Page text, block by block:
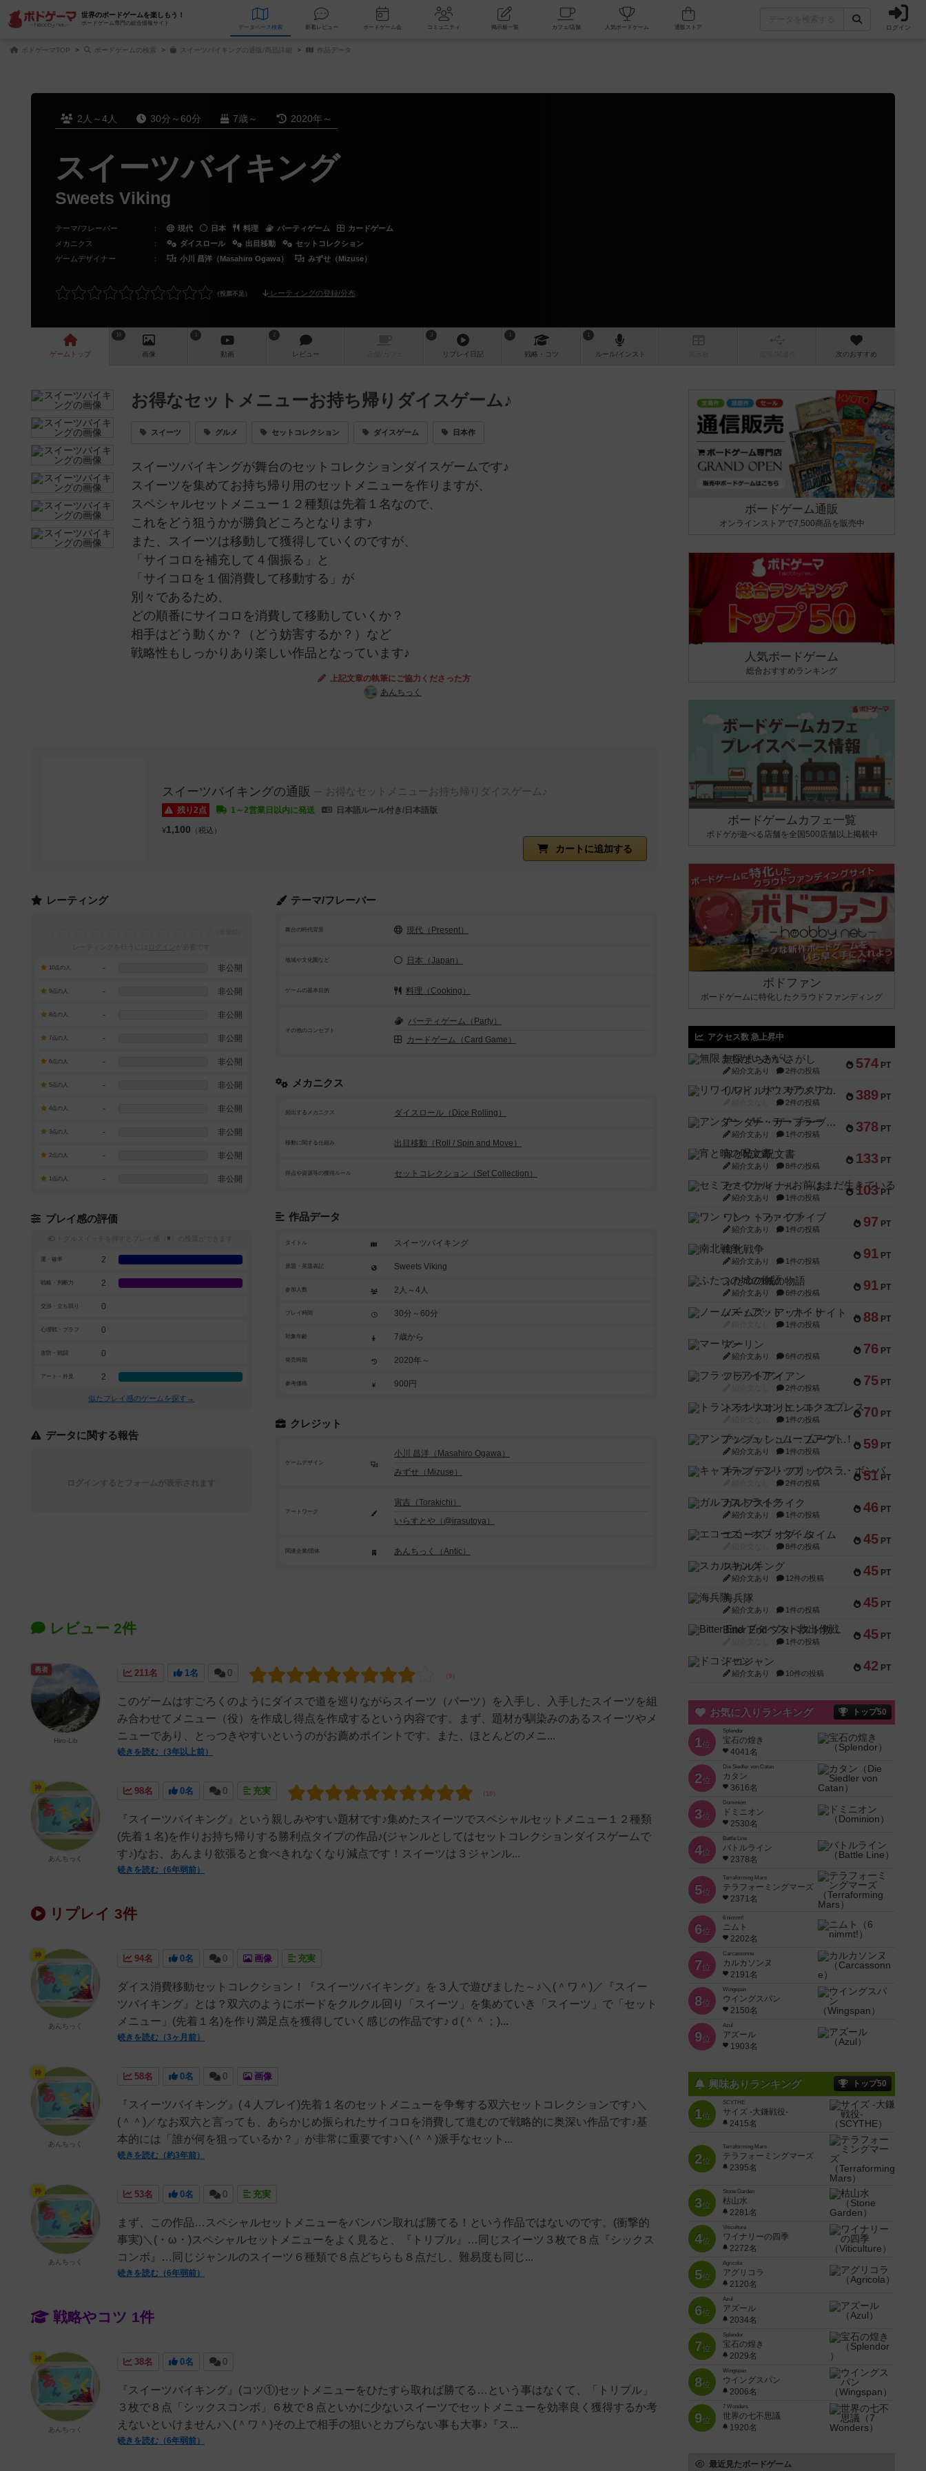
世界のボードゲームを楽しもう！
ボードゲーム専門の総合情報サイト
データベース 検索 新着レビュー ボードゲーム会 コミュニティ 掲示板一覧 カフェ/店舗 人気ボードゲーム ログイン
ボドゲーマTOP ボードゲームの検索 スイーツバイキングの通販/商品詳細 作品データ
2人～4人 30分～60分 7歳～ 2020年～
スイーツバイキング
Sweets Viking
テーマ/フレーバー ： 現代 日本 料理 パーティゲーム
カードゲーム
メカニクス
： ダイスロール 出目移動
セットコレクション
ゲームデザイナー
： 小川 昌洋（Masahiro Ogawa） みずせ（Mizuse）
レーティングの登録/分布
ゲーム トップ
16
画像
1
動画
2
レビュー
3
リプレイ 日記
1
戦略 ・コツ
1
ルール/インスト 次のおすすめ
お得なセットメニューお持ち帰りダイスゲーム♪
スイーツ グルメ セットコレクション ダイスゲーム 日本作
スイーツバイキングが舞台のセットコレクションダイスゲームです♪
スイーツを集めてお持ち帰り用のセットメニューを作りますが、
スペシャルセットメニュー１２種類は先着１名なので、
これをどう狙うかが勝負どころとなります♪
また、スイーツは移動して獲得していくのですが、
「サイコロを補充して４個振る」と
「サイコロを１個消費して移動する」が
別々であるため、
どの順番にサイコロを消費して移動していくか？
相手はどう動くか？（どう妨害するか？）など
戦略性もしっかりあり楽しい作品となっています♪
上記文章の執筆にご協力くださった方
あんちっく
スイーツバイキングの通販 お得なセットメニューお持ち帰りダイスゲーム♪
残り2点 1～2営業日以内に発送 日本語ルール付き/日本語版
カートに追加する
¥1,100 （税込）
テーマ/フレーバー
舞台の時代背景 現代（Present）
地域や文化圏など 日本（Japan）
ゲームの基本目的 料理（Cooking）
その他のコンセプト
パーティゲーム（Party）
カードゲーム（Card Game）
メカニクス
頻出するメカニクス ダイスロール（Dice Rolling）
移動に関する仕組み 出目移動（Roll / Spin and Move）
得点や資源等の獲得ルール セットコレクション（Set Collection）
作品データ
タイトル スイーツバイキング
原題・英題表記 Sweets Viking
参加人数 2人～4人
プレイ時間 30分～60分
対象年齢 7歳から
発売時期 2020年～
参考価格 900円
クレジット
ゲームデザイン
小川 昌洋（Masahiro Ogawa）
みずせ（Mizuse）
アートワーク
寅吉（Torakichi）
いらすとや（@irasutoya）
関連企業/団体 あんちっく（Antic）
レーティング
10点の人 - 非公開
9点の人 - 非公開
8点の人 - 非公開
7点の人 - 非公開
6点の人 - 非公開
5点の人 - 非公開
4点の人 - 非公開
3点の人 - 非公開
2点の人 - 非公開
1点の人 - 非公開
プレイ感の評価
※
運・確率 2
戦略・判断力 2
交渉・立ち回り 0
心理戦・ブラフ 0
攻防・戦闘 0
アート・外見 2
似たプレイ感のゲームを探す→
データに関する報告
レビュー 2件
211名 1名 0
このゲームはすごろくのようにダイスで道を巡りながらスイーツ（パーツ）を入手し、入手したスイーツを組
み合わせてメニュー（役）を作成し得点を作成するという内容です。まず、題材が馴染みのあるスイーツやメ
ニューであり、とっつきやすいというのがお薦めポイントです。また、ほとんどのメニ...
続きを読む（3年以上前）
勇者
Hiro-Lib
98名 0名 0 充実
『スイーツバイキング』という親しみやすい題材です♪集めたスイーツでスペシャルセットメニュー１２種類
(先着１名)を作りお持ち帰りする勝利点タイプの作品♪(ジャンルとしてはセットコレクションダイスゲームで
す♪)なお、あんまり欲張ると食べきれなくなり減点です！スイーツは３ジャンル...
続きを読む（6年弱前）
神
あんちっく
リプレイ 3件
94名 0名 0 画像 充実
ダイス消費移動セットコレクション！『スイーツバイキング』を３人で遊びました～♪＼(＾ワ＾)／『スイー
ツバイキング』とは？双六のようにボードをクルクル回り「スイーツ」を集めていき「スイーツ」で「セット
メニュー」(先着１名)を作り満足点を獲得していく感じの作品です♪ｄ(＾＾；)...
続きを読む（3ヶ月前）
神
あんちっく
58名 0名 0 画像
『スイーツバイキング』(４人プレイ)先着１名のセットメニューを争奪する双六セットコレクションです♪＼
(＾＾)／なお双六と言っても、あらかじめ振られたサイコロを消費して進むので戦略的に奥深い作品です♪基
本的には「誰が何を狙っているか？」が非常に重要です♪＼(＾＾)派手なセット...
続きを読む（約3年前）
神
あんちっく
53名 0名 0 充実
まず、この作品…スペシャルセットメニューをバンバン取れば勝てる！という作品ではないのです。(衝撃的
事実)＼(・ω・)スペシャルセットメニューをよく見ると、『トリプル』…同じスイーツ３枚で８点『シックス
コンボ』…同じジャンルのスイーツ６種類で８点どちらも８点だし、難易度も同じ...
続きを読む（6年弱前）
神
あんちっく
戦略やコツ 1件
38名 0名 0
『スイーツバイキング』(コツ①)セットメニューをひたすら取れば勝てる…という事はなくて、「トリプル」
３枚で８点「シックスコンボ」６枚で８点といかに少ないスイーツでセットメニューを効率良く獲得するか考
えないといけません♪＼(＾ワ＾)その上で相手の狙いとカブらない事も大事♪『ス...
続きを読む（6年弱前）
神
あんちっく
ボードゲーム通販
オンラインストアで7,500商品を販売中
人気ボードゲーム
総合おすすめランキング
ボードゲームカフェ一覧
ボドゲが遊べる店舗を全国500店舗以上掲載中
ボドファン
ボードゲームに特化したクラウドファンディング
アクセス数 急上昇中
574 PT
無限まちがいさがし
紹介文あり 2件の投稿
389 PT
リワイルド：サウスアメリカ
2件の投稿
378 PT
アンダー・ザ・テーブラー
紹介文あり 1件の投稿
133 PT
宵と暁の呪文書
紹介文あり 8件の投稿
103 PT
セミファイナル ～お前はまだ生きている～
紹介文あり 1件の投稿
97 PT
ワン・トゥ・ファイブ
紹介文あり 1件の投稿
91 PT
南北戦争
紹介文あり 1件の投稿
91 PT
ふたつの城の物語
紹介文あり 6件の投稿
88 PT
ノームズ・アット・ナイト
1件の投稿
76 PT
マーリン
紹介文あり 6件の投稿
75 PT
フラットアイアン
2件の投稿
70 PT
トランスオリエント・エクスプレス
1件の投稿
59 PT
アンブッシュ！：ムーブアウト！
紹介文あり 1件の投稿
51 PT
キャプテン・フリップ：イスラ・ボンバ
2件の投稿
46 PT
ガルフストライク
紹介文あり 1件の投稿
45 PT
エコーズ・オブ・タイム
8件の投稿
45 PT
スカルキング
紹介文あり 12件の投稿
45 PT
海兵隊
紹介文あり 1件の投稿
45 PT
Bitter End ブタペスト救出作戦
1件の投稿
42 PT
ドコジャン
紹介文あり 10件の投稿
お気に入りランキング トップ50
1位
Splendor
宝石の煌き
4041名
2位
Die Siedler von Catan
カタン
3616名
3位
Dominion
ドミニオン
2530名
4位
Battle Line
バトルライン
2378名
5位
Terraforming Mars
テラフォーミングマーズ
2371名
6位
6 nimmt!
ニムト
2202名
7位
Carcassonne
カルカソンヌ
2191名
8位
Wingspan
ウイングスパン
2150名
9位
Azul
アズール
1903名
興味ありランキング トップ50
1位
SCYTHE
サイズ -大鎌戦役-
2415名
2位
Terraforming Mars
テラフォーミングマーズ
2395名
3位
Stone Garden
枯山水
2281名
4位
Viticulture
ワイナリーの四季
2272名
5位
Agricola
アグリコラ
2120名
6位
Azul
アズール
2034名
7位
Splendor
宝石の煌き
2029名
8位
Wingspan
ウイングスパン
2006名
9位
7 Wonders
世界の七不思議
1920名
最近見たボードゲーム